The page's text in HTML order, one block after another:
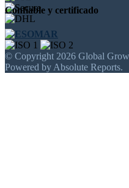
Confiable y certificado
© Copyright 2026 Global
Powered by Absolute Reports.